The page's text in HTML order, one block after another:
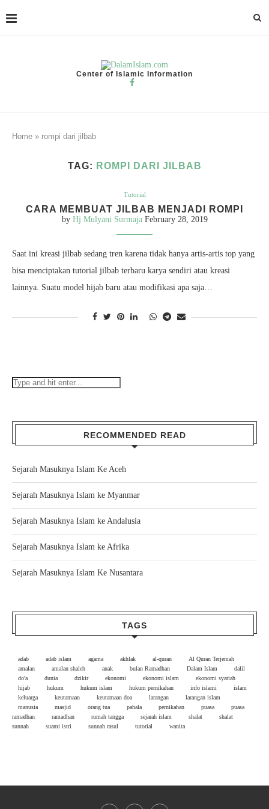
Center of Islamic Information
Home » rompi dari jilbab
TAG: ROMPI DARI JILBAB
Tutorial
CARA MEMBUAT JILBAB MENJADI ROMPI
by Hj Mulyani Surmaja February 28, 2019
Saat ini kreasi jilbab sedang tren karena tidak hanya artis-artis top yang
bisa menciptakan tutorial jilbab terbaru karya sendiri atau kreasi
lainnya. Suatu model hijab baru atau modifikasi apa saja…
RECOMMENDED READ
Sejarah Masuknya Islam Ke Aceh
Sejarah Masuknya Islam ke Myanmar
Sejarah Masuknya Islam ke Andalusia
Sejarah Masuknya Islam ke Afrika
Sejarah Masuknya Islam Ke Nusantara
TAGS
adab adab islam agama akhlak al-quran
Al Quran Terjemah
amalan
amalan shaleh anak bulan Ramadhan Dalam Islam
dalil
do'a
dunia dzikir ekonomi ekonomi islam
ekonomi syariah
hijab
hukum hukum islam hukum pernikahan info islami
islam
keluarga
keutamaan keutamaan doa larangan
larangan islam
manusia
masjid orang tua pahala pernikahan puasa
puasa
ramadhan
ramadhan rumah tangga sejarah islam shalat
shalat
sunnah
suami istri sunnah rasul tutorial wanita